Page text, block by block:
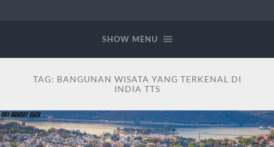
SHOW MENU
TAG: BANGUNAN WISATA YANG TERKENAL DI
INDIA TTS